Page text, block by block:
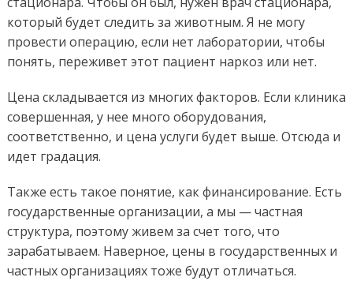
который будет следить за животным. Я не могу
провести операцию, если нет лаборатории, чтобы
понять, переживет этот пациент наркоз или нет.
Цена складывается из многих факторов. Если клиника
совершенная, у нее много оборудования,
соответственно, и цена услуги будет выше. Отсюда и
идет градация.
Также есть такое понятие, как финансирование. Есть
государственные организации, а мы — частная
структура, поэтому живем за счет того, что
зарабатываем. Наверное, цены в государственных и
частных организациях тоже будут отличаться.